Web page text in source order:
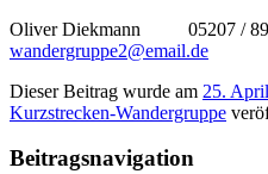
Oliver Diekmann 05207 /
wandergruppe2@email.de
Dieser Beitrag wurde am 25.
Kurzstrecken-Wandergruppe
Beitragsnavigation